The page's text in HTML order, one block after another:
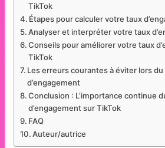
TikTok
Étapes pour calculer votre taux
Analyser et interpréter votre taux
Conseils pour améliorer votre taux
TikTok
Les erreurs courantes à éviter lors
d’engagement
Conclusion : L’importance continue
d’engagement sur TikTok
FAQ
Auteur/autrice